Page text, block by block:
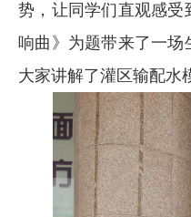
势，让同学们直观感
响曲》为题带来了一
大家讲解了灌区输配水